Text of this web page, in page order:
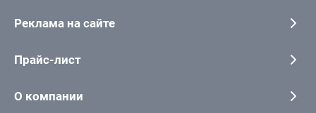
Реклама на сайте
Прайс-лист
О компании